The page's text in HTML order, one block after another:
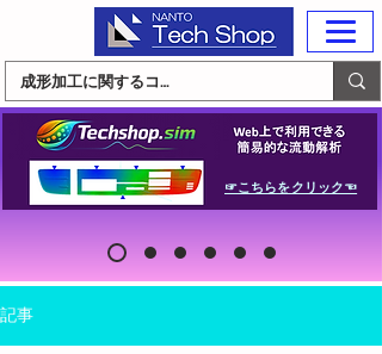
☞こちらをクリック☜
記事